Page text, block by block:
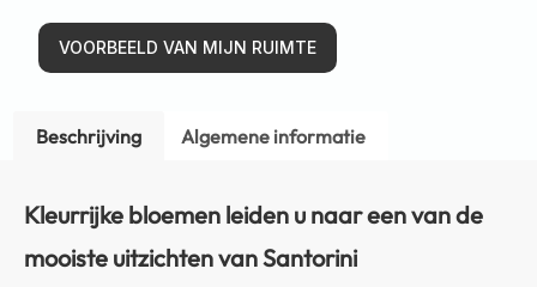
VOORBEELD VAN MIJN RUIMTE
Beschrijving Algemene informatie
Kleurrijke bloemen leiden u naar een van de
mooiste uitzichten van Santorini